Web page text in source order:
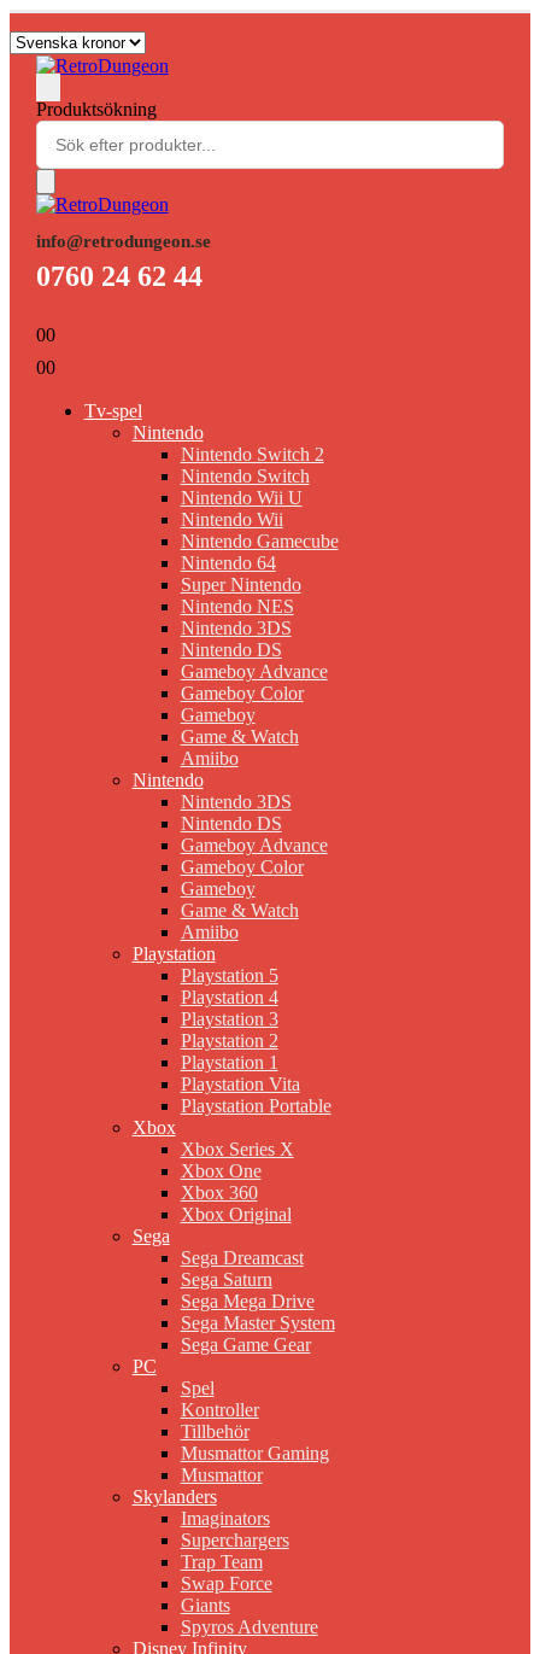
Produktsökning
info@retrodungeon.se
0760 24 62 44
00
00
Tv-spel
Nintendo
Nintendo Switch 2
Nintendo Switch
Nintendo Wii U
Nintendo Wii
Nintendo Gamecube
Nintendo 64
Super Nintendo
Nintendo NES
Nintendo 3DS
Nintendo DS
Gameboy Advance
Gameboy Color
Gameboy
Game & Watch
Amiibo
Nintendo
Nintendo 3DS
Nintendo DS
Gameboy Advance
Gameboy Color
Gameboy
Game & Watch
Amiibo
Playstation
Playstation 5
Playstation 4
Playstation 3
Playstation 2
Playstation 1
Playstation Vita
Playstation Portable
Xbox
Xbox Series X
Xbox One
Xbox 360
Xbox Original
Sega
Sega Dreamcast
Sega Saturn
Sega Mega Drive
Sega Master System
Sega Game Gear
PC
Spel
Kontroller
Tillbehör
Musmattor Gaming
Musmattor
Skylanders
Imaginators
Superchargers
Trap Team
Swap Force
Giants
Spyros Adventure
Disney Infinity